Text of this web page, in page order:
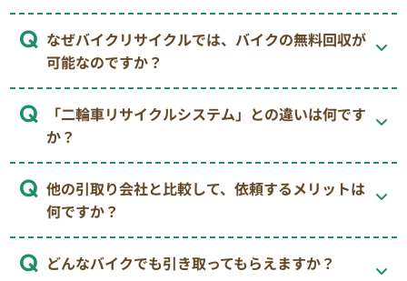
なぜバイクリサイクルでは、バイクの無料回収が
可能なのですか？
「二輪車リサイクルシステム」との違いは何です
か？
他の引取り会社と比較して、依頼するメリットは
何ですか？
どんなバイクでも引き取ってもらえますか？